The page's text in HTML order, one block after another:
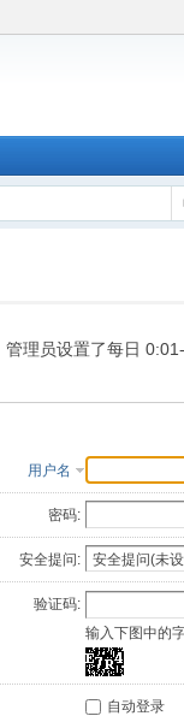
管理员设置了每日
用户名
密码:
安全提问:
验证码:
输入下图中的
自动登录